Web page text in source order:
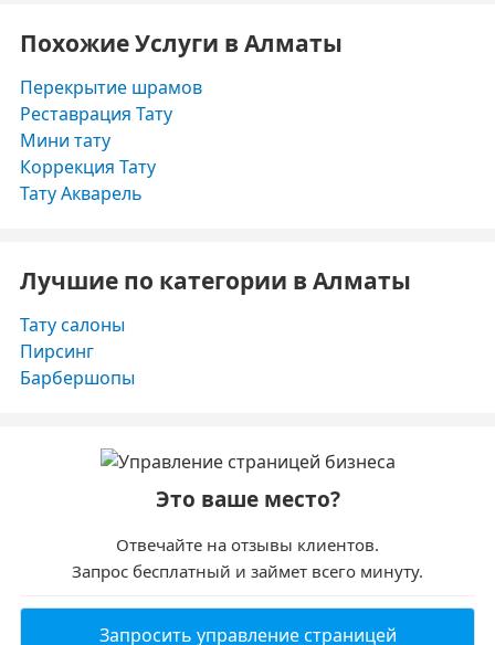
Похожие Услуги в Алматы
Перекрытие шрамов
Реставрация Тату
Мини тату
Коррекция Тату
Тату Акварель
Лучшие по категории в Алматы
Тату салоны
Пирсинг
Барбершопы
Это ваше место?
Отвечайте на отзывы клиентов.
Запрос бесплатный и займет всего минуту.
Запросить управление страницей